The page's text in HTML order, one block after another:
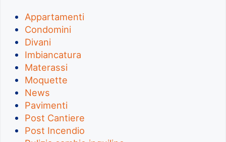
Appartamenti
Condomini
Divani
Imbiancatura
Materassi
Moquette
News
Pavimenti
Post Cantiere
Post Incendio